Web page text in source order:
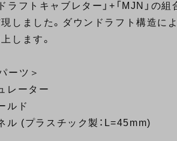
ラフトキャブレター」+「MJN」の
しました。ダウンドラフト構造に
します。
ーツ＞
レーター
ルド
ル (プラスチック製：L=45mm)